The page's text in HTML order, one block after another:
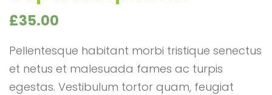
£35.00
Pellentesque habitant morbi tristique senectus
et netus et malesuada fames ac turpis
egestas. Vestibulum tortor quam, feugiat